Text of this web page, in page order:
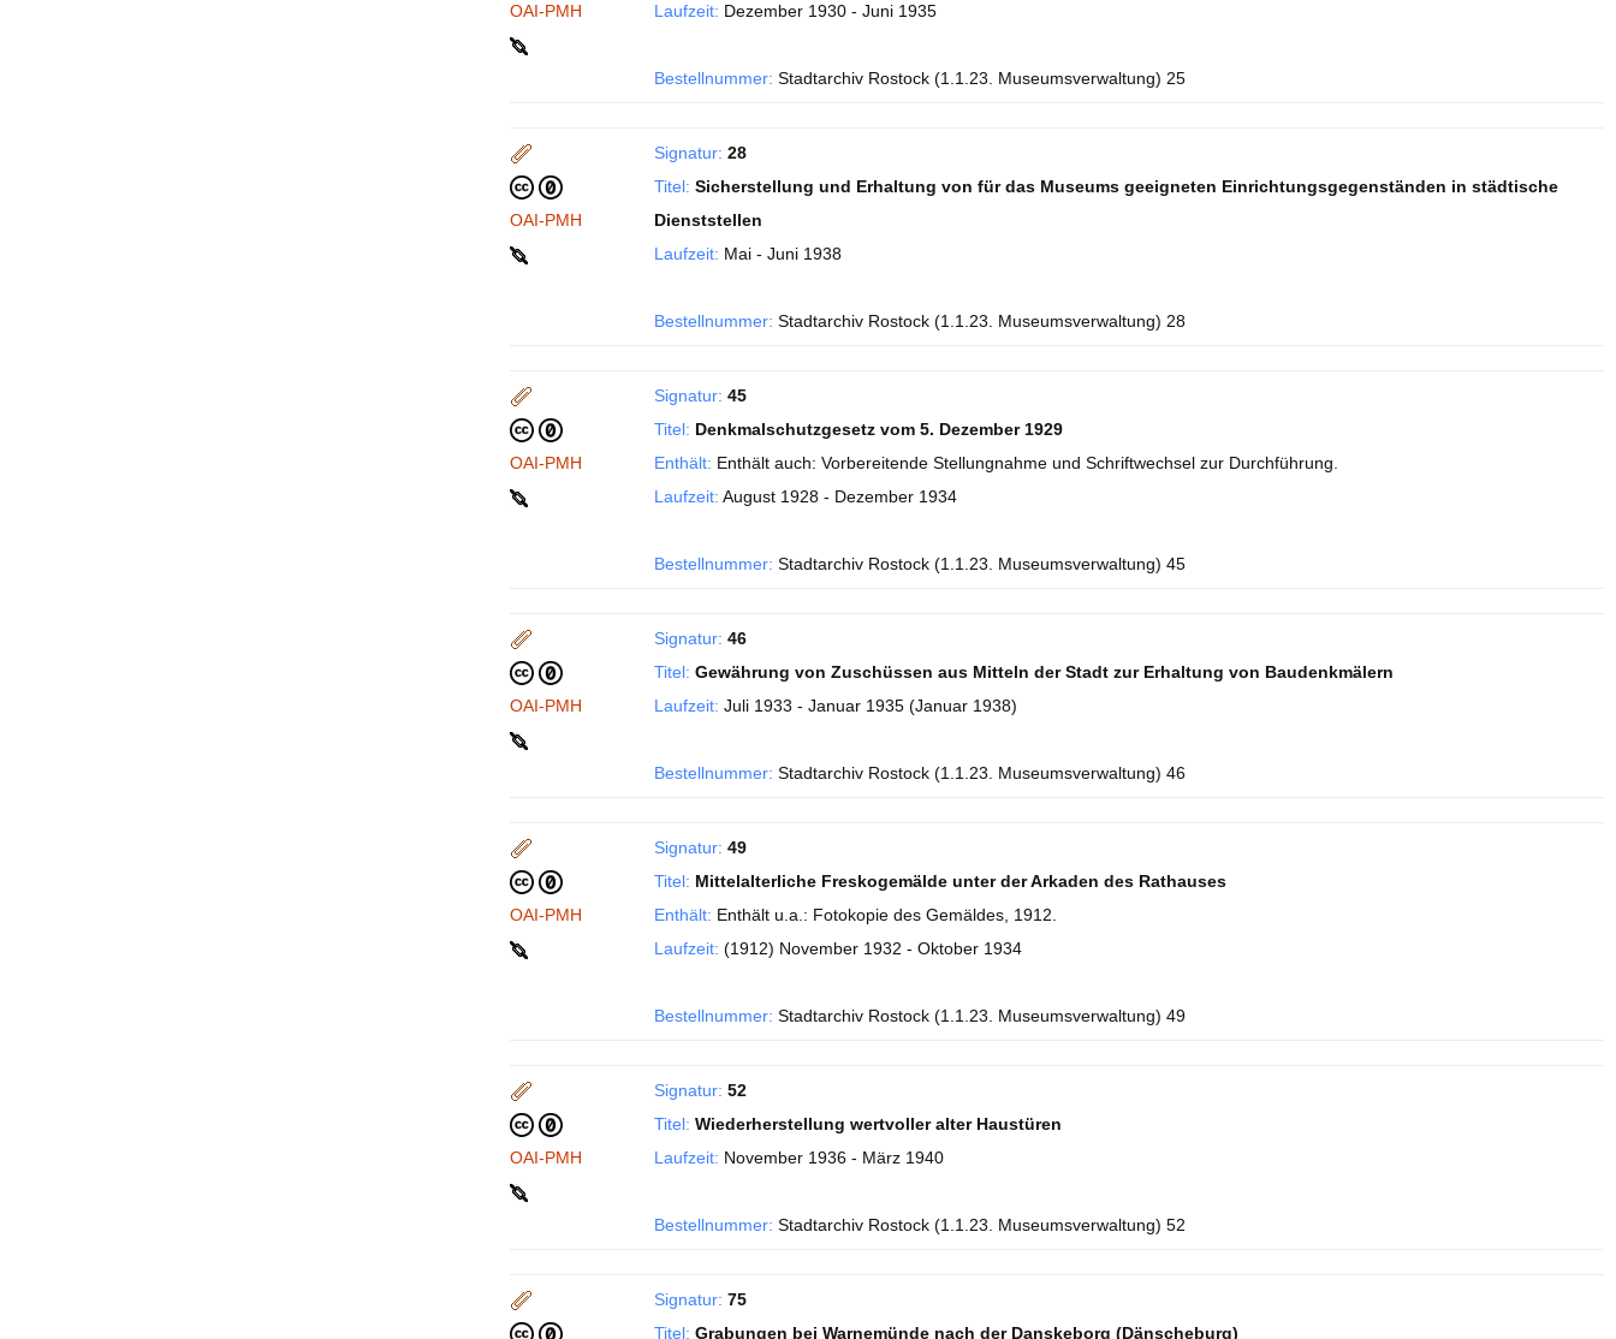
OAI-PMH
Laufzeit: Dezember 1930 - Juni 1935
Bestellnummer: Stadtarchiv Rostock (1.1.23. Museumsverwaltung) 25
OAI-PMH
Signatur: 28
Titel: Sicherstellung und Erhaltung von für das Museums geeigneten Einrichtungsgegenständen in städtische
Dienststellen
Laufzeit: Mai - Juni 1938
Bestellnummer: Stadtarchiv Rostock (1.1.23. Museumsverwaltung) 28
OAI-PMH
Signatur: 45
Titel: Denkmalschutzgesetz vom 5. Dezember 1929
Enthält: Enthält auch: Vorbereitende Stellungnahme und Schriftwechsel zur Durchführung.
Laufzeit: August 1928 - Dezember 1934
Bestellnummer: Stadtarchiv Rostock (1.1.23. Museumsverwaltung) 45
OAI-PMH
Signatur: 46
Titel: Gewährung von Zuschüssen aus Mitteln der Stadt zur Erhaltung von Baudenkmälern
Laufzeit: Juli 1933 - Januar 1935 (Januar 1938)
Bestellnummer: Stadtarchiv Rostock (1.1.23. Museumsverwaltung) 46
OAI-PMH
Signatur: 49
Titel: Mittelalterliche Freskogemälde unter der Arkaden des Rathauses
Enthält: Enthält u.a.: Fotokopie des Gemäldes, 1912.
Laufzeit: (1912) November 1932 - Oktober 1934
Bestellnummer: Stadtarchiv Rostock (1.1.23. Museumsverwaltung) 49
OAI-PMH
Signatur: 52
Titel: Wiederherstellung wertvoller alter Haustüren
Laufzeit: November 1936 - März 1940
Bestellnummer: Stadtarchiv Rostock (1.1.23. Museumsverwaltung) 52
Signatur: 75
Titel: Grabungen bei Warnemünde nach der Danskeborg (Dänscheburg)